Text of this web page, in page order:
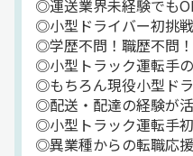
＜配送先＞
コンビニの各店舗
＜配送エリア＞
千葉県内
※船橋市が中心
◎運送業界未経験でも
◎小型ドライバー初挑戦
◎学歴不問！職歴不問！
◎小型トラック運転手
◎もちろん現役小型ド
◎配送・配達の経験が
◎小型トラック運転手
◎異業種からの転職応援